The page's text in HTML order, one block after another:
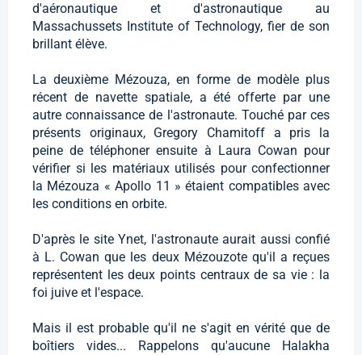
d'aéronautique et d'astronautique au
Massachussets Institute of Technology, fier de son
brillant élève.
La deuxième Mézouza, en forme de modèle plus
récent de navette spatiale, a été offerte par une
autre connaissance de l'astronaute. Touché par ces
présents originaux, Gregory Chamitoff a pris la
peine de téléphoner ensuite à Laura Cowan pour
vérifier si les matériaux utilisés pour confectionner
la Mézouza « Apollo 11 » étaient compatibles avec
les conditions en orbite.
D'après le site Ynet, l'astronaute aurait aussi confié
à L. Cowan que les deux Mézouzote qu'il a reçues
représentent les deux points centraux de sa vie : la
foi juive et l'espace.
Mais il est probable qu'il ne s'agit en vérité que de
boîtiers vides... Rappelons qu'aucune Halakha